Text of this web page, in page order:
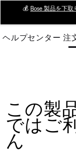
Main
💰 Bose 製品を下
ヘルプセンター 注
この製
ではご
ん